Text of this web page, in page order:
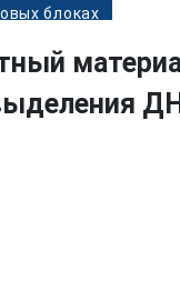
блоках
стекла